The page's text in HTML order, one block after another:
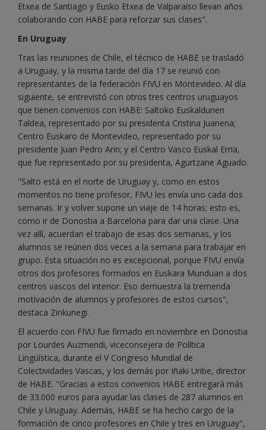
Etxea de Santiago y Eusko Etxea de Valparaíso llevan años
colaborando con HABE para reforzar sus clases".
En Uruguay
Tras las reuniones de Chile, el técnico de HABE se trasladó
a Uruguay, y la misma tarde del día 17 se reunió con
representantes de la federación FIVU en Montevideo. Al día
siguiente, se entrevistó con otros tres centros uruguayos
que tienen convenios con HABE: Saltoko Euskaldunen
Taldea, representado por su presidenta Cristina Juanena;
Centro Euskaro de Montevideo, representado por su
presidente Juan Pedro Arin; y el Centro Vasco Euskal Erria,
que fue representado por su presidenta, Agurtzane Aguado.
"Salto está en el norte de Uruguay y, como en estos
momentos no tiene profesor, FIVU les envía uno cada dos
semanas. Ir y volver supone un viaje de 14 horas; esto es,
como ir de Donostia a Barcelona para dar una clase. Una
vez allí, acuerdan el trabajo de esas dos semanas, y los
alumnos se reúnen dos veces a la semana para trabajar en
grupo. Esta situación no es excepcional, porque FIVU envía
otros dos profesores formados en Euskara Munduan a dos
centros vascos del interior. Eso demuestra la tremenda
motivación de alumnos y profesores de estos cursos",
destaca Zinkunegi.
El acuerdo con FIVU fue firmado en noviembre en Donostia
por Lourdes Auzmendi, viceconsejera de Política
Lingüística, durante el V Congreso Mundial de
Colectividades Vascas, y los demás por Iñaki Uribe, director
de HABE. "Gracias a estos convenios HABE entregará más
de 33.000 euros para ayudar las clases de 287 alumnos en
Chile y Uruguay. Además, HABE se ha hecho cargo de la
formación de cinco profesores en Chile y tres en Uruguay",